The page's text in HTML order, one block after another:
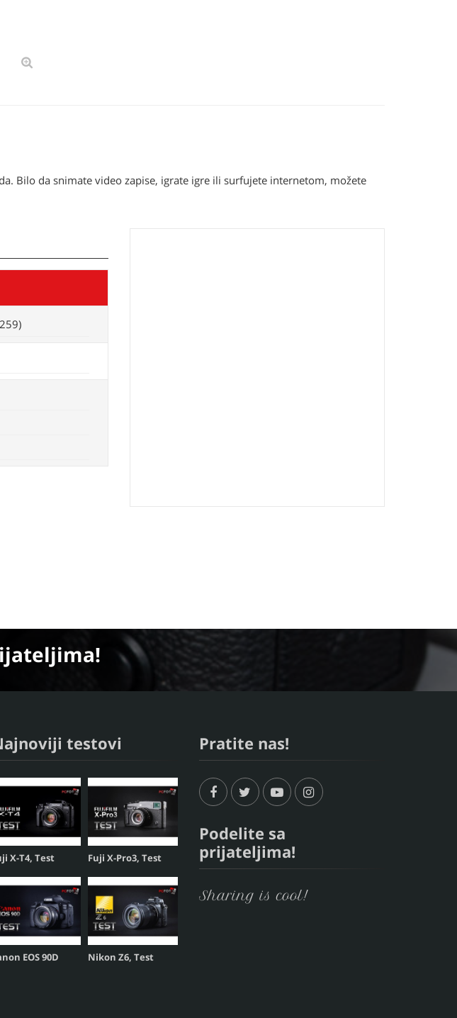
Bilo da snimate video zapise, igrate igre ili surfujete internetom, možete
testovi
X-T4, Test Fuji X-Pro3, Test
EOS 90D Nikon Z6, Test
Pratite nas!
Podelite sa
prijateljima!
Sharing is cool!